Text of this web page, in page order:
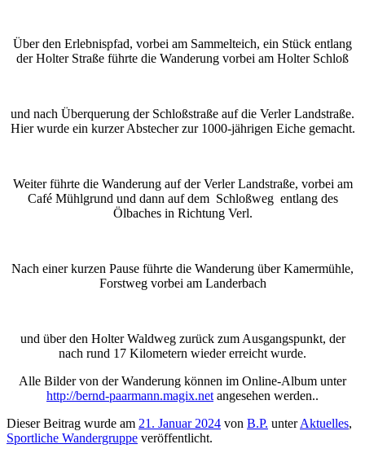
Über den Erlebnispfad, vorbei am Sammelteich, ein Stück entlang
der Holter Straße führte die Wanderung vorbei am Holter Schloß
und nach Überquerung der Schloßstraße auf die Verler Landstraße.
Hier wurde ein kurzer Abstecher zur 1000-jährigen Eiche gemacht.
Weiter führte die Wanderung auf der Verler Landstraße, vorbei am
Café Mühlgrund und dann auf dem Schloßweg entlang des
Ölbaches in Richtung Verl.
Nach einer kurzen Pause führte die Wanderung über Kamermühle,
Forstweg vorbei am Landerbach
und über den Holter Waldweg zurück zum Ausgangspunkt, der
nach rund 17 Kilometern wieder erreicht wurde.
Alle Bilder von der Wanderung können im Online-Album unter
http://bernd-paarmann.magix.net angesehen werden..
Dieser Beitrag wurde am 21. Januar 2024 von B.P. unterAktuelles,
Sportliche Wandergruppe veröffentlicht.